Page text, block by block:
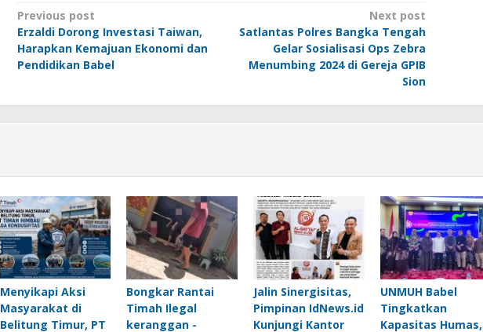
Post
navigation
Previous post
Erzaldi Dorong Investasi Taiwan,
Harapkan Kemajuan Ekonomi dan
Pendidikan Babel
Next post
Satlantas Polres Bangka Tengah
Gelar Sosialisasi Ops Zebra
Menumbing 2024 di Gereja GPIB
Sion
Menyikapi Aksi
Masyarakat di
Belitung Timur, PT
Bongkar Rantai
Timah Ilegal
keranggan -
Jalin Sinergisitas,
Pimpinan IdNews.id
Kunjungi Kantor
UNMUH Babel
Tingkatkan
Kapasitas Humas,